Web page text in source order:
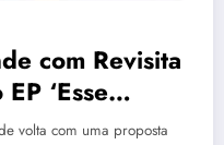
com Revisita
‘Esse
volta com uma proposta